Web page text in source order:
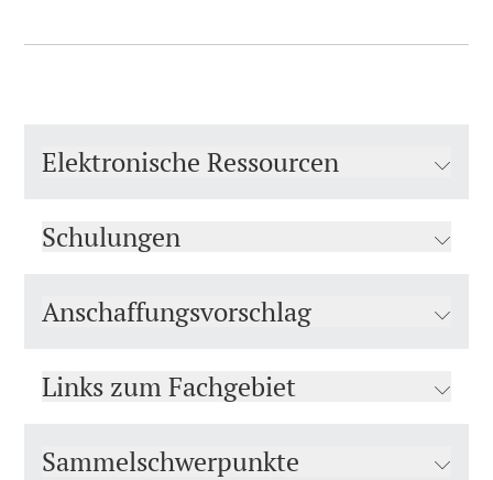
Elektronische Ressourcen
Schulungen
Anschaffungsvorschlag
Links zum Fachgebiet
Sammelschwerpunkte